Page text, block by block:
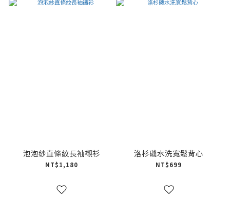
泡泡紗直條紋長袖襯衫
NT$1,180
洛杉磯水洗寬鬆背心
NT$699